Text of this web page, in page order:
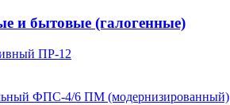
и бытовые (галогенные)
ПР-12
ФПС-4/6 ПМ (модернизированный)